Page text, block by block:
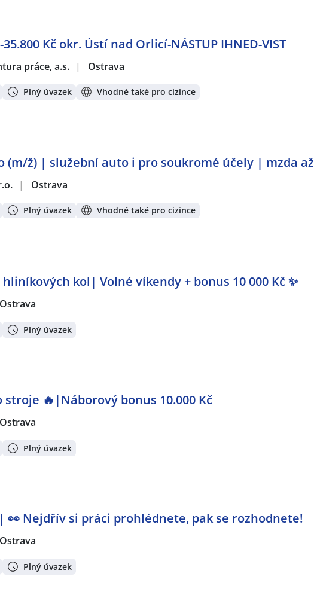
Kč okr. Ústí nad Orlicí-NÁSTUP IHNED-VIST
práce, a.s. | Ostrava
Plný úvazek Vhodné také pro cizince
(m/ž) | služební auto i pro soukromé účely | mzda až
| Ostrava
Plný úvazek Vhodné také pro cizince
kol| Volné víkendy + bonus 10 000 Kč ✨
Ostrava
Plný úvazek
stroje 🔥|Náborový bonus 10.000 Kč
Ostrava
Plný úvazek
Nejdřív si práci prohlédnete, pak se rozhodnete!
Ostrava
Plný úvazek